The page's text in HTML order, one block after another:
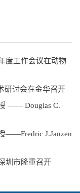
度工作会议在动物
研讨会在金华召开
—— Douglas C.
——Fredric J.Janzen
圳市隆重召开